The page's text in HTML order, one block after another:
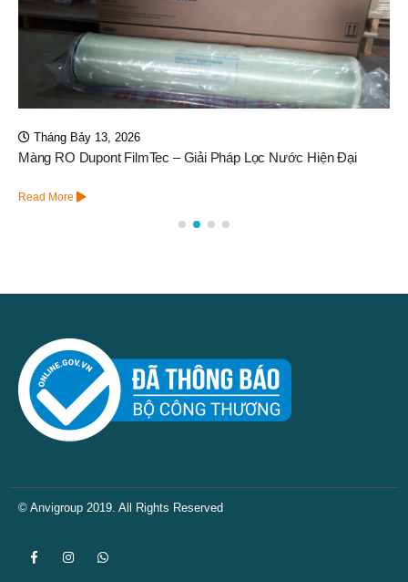
Tháng Bảy 13, 2026
Màng RO Dupont FilmTec – Giải Pháp Lọc Nước Hiện Đại
Read More
© Anvigroup 2019. All Rights Reserved